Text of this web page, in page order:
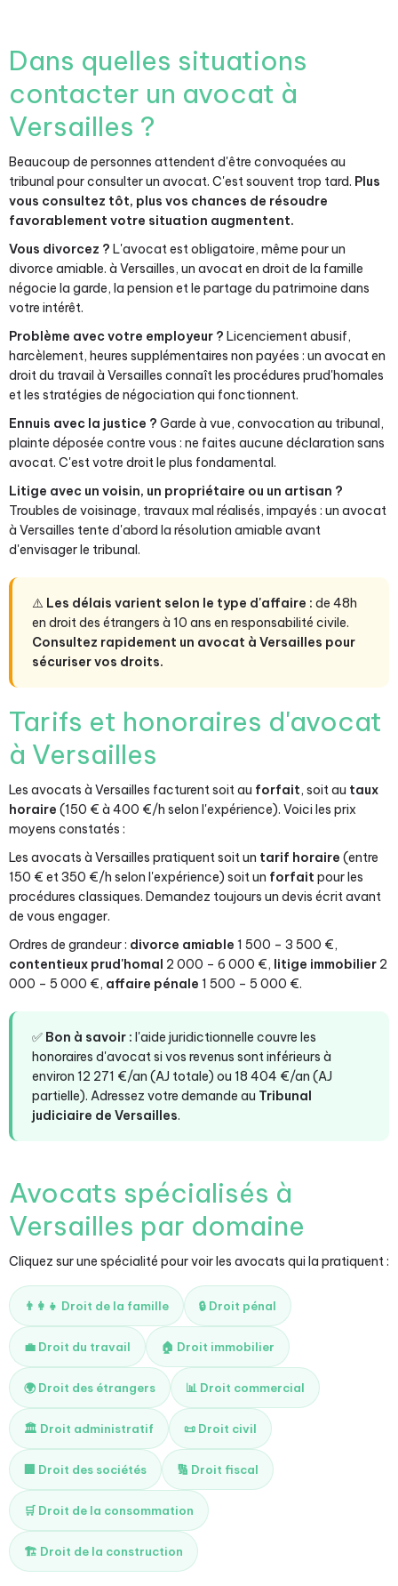
Dans quelles situations
contacter un avocat à
Versailles ?
Beaucoup de personnes attendent d'être convoquées au
tribunal pour consulter un avocat. C'est souvent trop tard. Plus
vous consultez tôt, plus vos chances de résoudre
favorablement votre situation augmentent.
Vous divorcez ? L'avocat est obligatoire, même pour un
divorce amiable. à Versailles, un avocat en droit de la famille
négocie la garde, la pension et le partage du patrimoine dans
votre intérêt.
Problème avec votre employeur ? Licenciement abusif,
harcèlement, heures supplémentaires non payées : un avocat en
droit du travail à Versailles connaît les procédures prud'homales
et les stratégies de négociation qui fonctionnent.
Ennuis avec la justice ? Garde à vue, convocation au tribunal,
plainte déposée contre vous : ne faites aucune déclaration sans
avocat. C'est votre droit le plus fondamental.
Litige avec un voisin, un propriétaire ou un artisan ?
Troubles de voisinage, travaux mal réalisés, impayés : un avocat
à Versailles tente d'abord la résolution amiable avant
d'envisager le tribunal.
⚠️ Les délais varient selon le type d'affaire : de 48h
en droit des étrangers à 10 ans en responsabilité civile.
Consultez rapidement un avocat à Versailles pour
sécuriser vos droits.
Tarifs et honoraires d'avocat
à Versailles
Les avocats à Versailles facturent soit au forfait, soit au taux
horaire (150 € à 400 €/h selon l'expérience). Voici les prix
moyens constatés :
Les avocats à Versailles pratiquent soit un tarif horaire (entre
150 € et 350 €/h selon l'expérience) soit un forfait pour les
procédures classiques. Demandez toujours un devis écrit avant
de vous engager.
Ordres de grandeur : divorce amiable 1 500 – 3 500 €,
contentieux prud'homal 2 000 – 6 000 €, litige immobilier 2
000 – 5 000 €, affaire pénale 1 500 – 5 000 €.
✅ Bon à savoir : l'aide juridictionnelle couvre les
honoraires d'avocat si vos revenus sont inférieurs à
environ 12 271 €/an (AJ totale) ou 18 404 €/an (AJ
partielle). Adressez votre demande au Tribunal
judiciaire de Versailles.
Avocats spécialisés à
Versailles par domaine
Cliquez sur une spécialité pour voir les avocats qui la pratiquent :
👨‍👩‍👧 Droit de la famille 🔒 Droit pénal
💼 Droit du travail 🏠 Droit immobilier
🌍 Droit des étrangers 📊 Droit commercial
🏛️ Droit administratif 📜 Droit civil
🏢 Droit des sociétés 🔢 Droit fiscal
🛒 Droit de la consommation
🏗️ Droit de la construction